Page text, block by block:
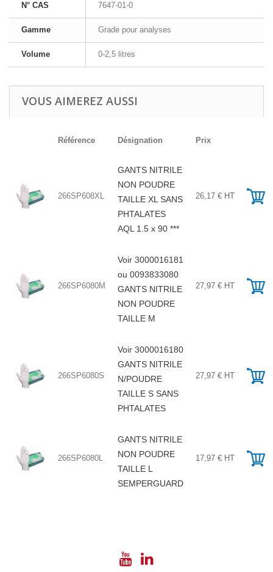
N° CAS 7647-01-0
Gamme Grade pour analyses
Volume 0-2,5 litres
VOUS AIMEREZ AUSSI
Référence Désignation Prix
266SP608XL
GANTS NITRILE
NON POUDRE
TAILLE XL SANS
PHTALATES
AQL 1.5 x 90 ***
26,17 € HT
266SP6080M
Voir 3000016181
ou 0093833080
GANTS NITRILE
NON POUDRE
TAILLE M
27,97 € HT
266SP6080S
Voir 3000016180
GANTS NITRILE
N/POUDRE
TAILLE S SANS
PHTALATES
27,97 € HT
266SP6080L
GANTS NITRILE
NON POUDRE
TAILLE L
SEMPERGUARD
17,97 € HT